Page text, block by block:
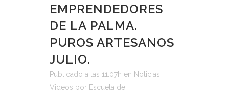
EMPRENDEDORES
DE LA PALMA.
PUROS ARTESANOS
JULIO.
Publicado a las 11:07h en Noticias
Videos por Escuela de